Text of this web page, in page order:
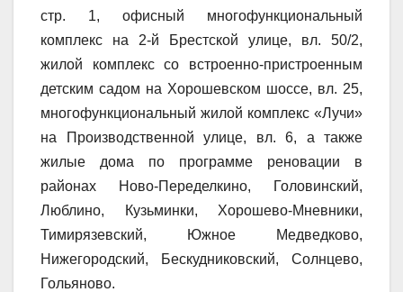
стр. 1, офисный многофункциональный
комплекс на 2-й Брестской улице, вл. 50/2,
жилой комплекс со встроенно-пристроенным
детским садом на Хорошевском шоссе, вл. 25,
многофункциональный жилой комплекс «Лучи»
на Производственной улице, вл. 6, а также
жилые дома по программе реновации в
районах Ново-Переделкино, Головинский,
Люблино, Кузьминки, Хорошево-Мневники,
Тимирязевский, Южное Медведково,
Нижегородский, Бескудниковский, Солнцево,
Гольяново.